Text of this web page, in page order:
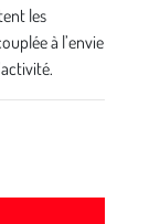
les
à l’envie